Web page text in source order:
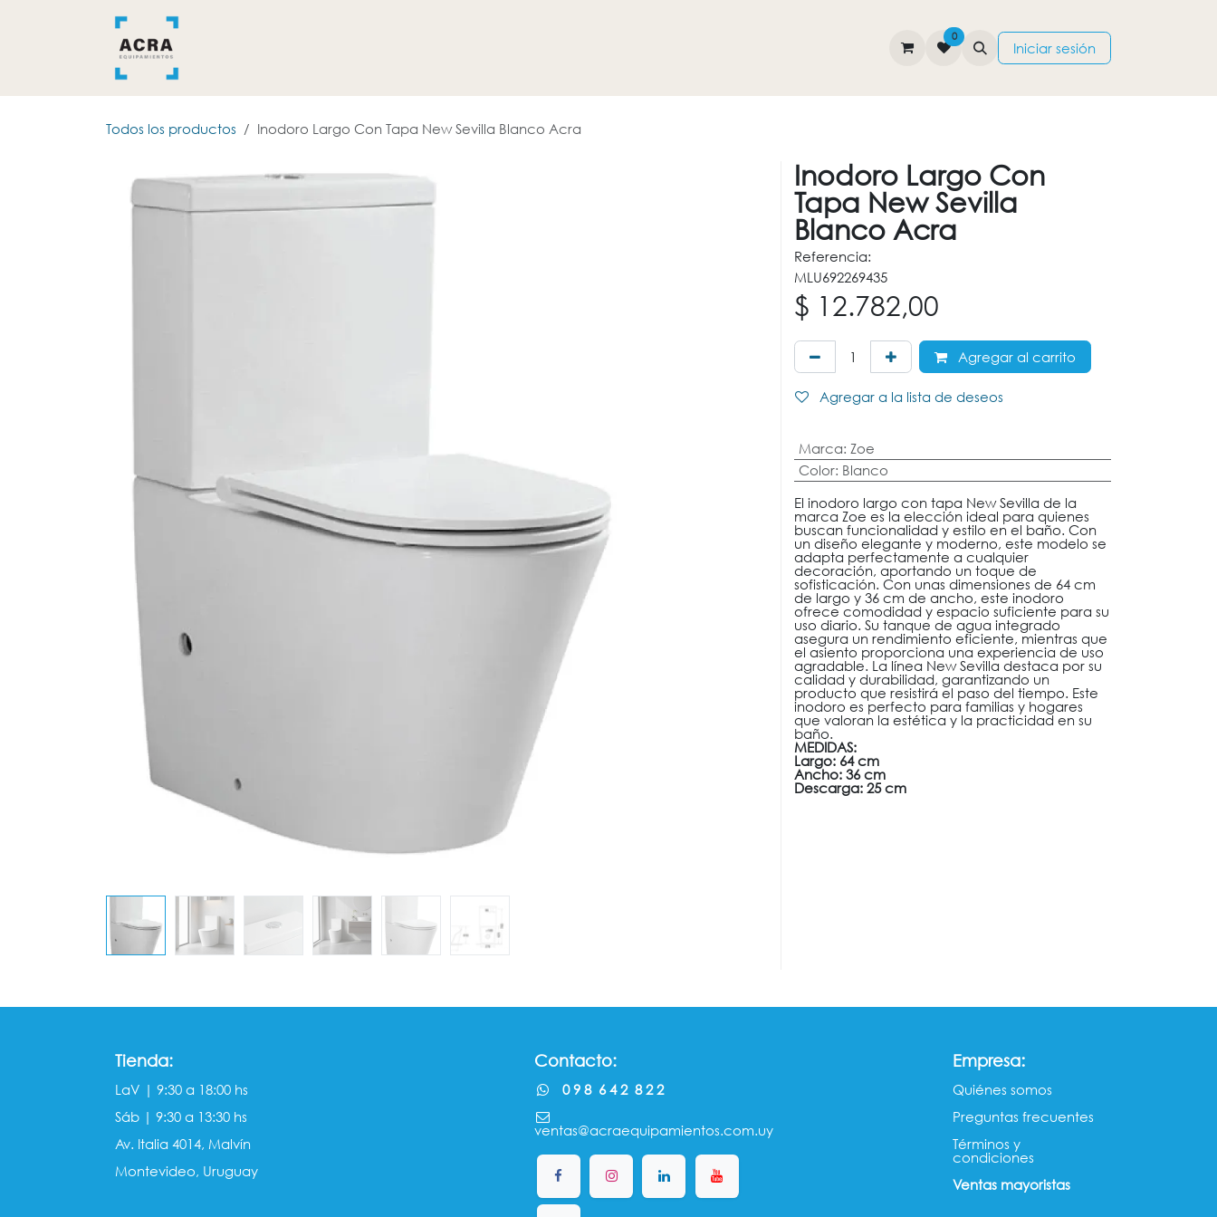
CONTÁCTENOS
0
Iniciar sesión
Todos los productos Inodoro Largo Con Tapa New Sevilla Blanco Acra
Inodoro Largo Con
Tapa New Sevilla
Blanco Acra
Referencia:
MLU692269435
$ 12.782,00
Agregar al carrito
Agregar a la lista de deseos
Marca: Zoe
Color: Blanco
El inodoro largo con tapa New Sevilla de la
marca Zoe es la elección ideal para quienes
buscan funcionalidad y estilo en el baño. Con
un diseño elegante y moderno, este modelo se
adapta perfectamente a cualquier
decoración, aportando un toque de
sofisticación. Con unas dimensiones de 64 cm
de largo y 36 cm de ancho, este inodoro
ofrece comodidad y espacio suficiente para su
uso diario. Su tanque de agua integrado
asegura un rendimiento eficiente, mientras que
el asiento proporciona una experiencia de uso
agradable. La línea New Sevilla destaca por su
calidad y durabilidad, garantizando un
producto que resistirá el paso del tiempo. Este
inodoro es perfecto para familias y hogares
que valoran la estética y la practicidad en su
baño.
MEDIDAS:
Largo: 64 cm
Ancho: 36 cm
Descarga: 25 cm
Empresa:
Quiénes somos​​
Preguntas frecuentes
Términos y
condiciones
Ventas mayorista​s
Tienda:
LaV | 9:30 a 18:00 hs
Sáb | 9:30 a 13:30 hs
Av. Italia 4014, Malvín
Montevideo, Uruguay
Contacto:
0 9 8 6 4 2 8 2 2
ventas@acraequipamientos.com.uy